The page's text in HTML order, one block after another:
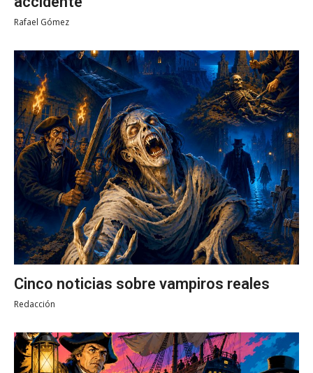
Rafael Gómez
Cinco noticias sobre vampiros reales
Redacción